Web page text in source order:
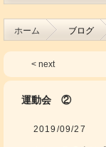
ホーム ブログ
< next
運動会 ②
2019/09/27